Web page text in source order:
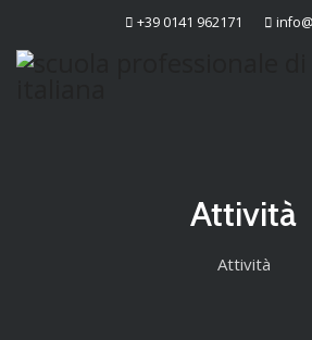
+39 0141 962171
Attività
Attività